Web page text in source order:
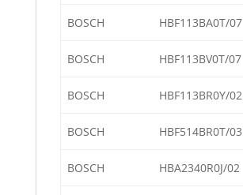
BOSCH HBF113BA0T/07
BOSCH HBF113BV0T/07
BOSCH HBF113BR0Y/02
BOSCH HBF514BR0T/03
BOSCH HBA2340R0J/02